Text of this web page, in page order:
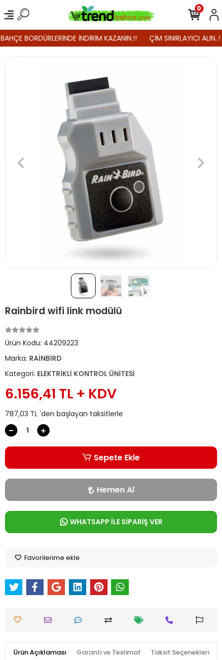
BORDÜRLERİNDE İNDİRİM KAZANIN.!! ÇİM SINIRLAYICI ALIN..!
0
Rainbird wifi link modülü
Ürün Kodu: 44209223
Marka: RAİNBİRD
Kategori: ELEKTRİKLİ KONTROL ÜNİTESİ
6.156,41 TL + KDV
787,03 TL 'den başlayan taksitlerle
Sepete Ekle
Hemen Al
WHATSAPP İLE SİPARİŞ VER
Favorilerime ekle
Ürün Açıklaması Garanti ve Teslimat Taksit Seçenekleri